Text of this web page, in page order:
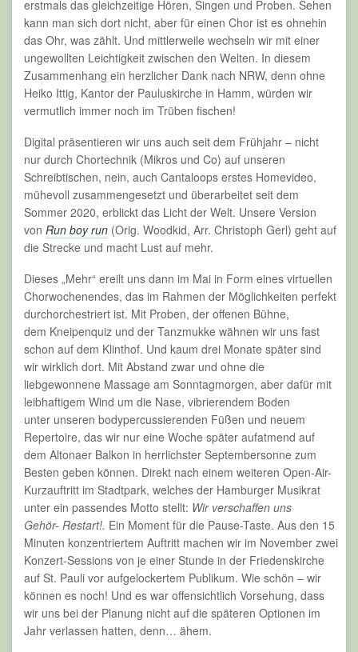
erstmals das gleichzeitige Hören, Singen und Proben. Sehen
kann man sich dort nicht, aber für einen Chor ist es ohnehin
das Ohr, was zählt. Und mittlerweile wechseln wir mit einer
ungewollten Leichtigkeit zwischen den Welten. In diesem
Zusammenhang ein herzlicher Dank nach NRW, denn ohne
Heiko Ittig, Kantor der Pauluskirche in Hamm, würden wir
vermutlich immer noch im Trüben fischen!
Digital präsentieren wir uns auch seit dem Frühjahr – nicht
nur durch Chortechnik (Mikros und Co) auf unseren
Schreibtischen, nein, auch Cantaloops erstes Homevideo,
mühevoll zusammengesetzt und überarbeitet seit dem
Sommer 2020, erblickt das Licht der Welt. Unsere Version
von Run boy run (Orig. Woodkid, Arr. Christoph Gerl) geht auf
die Strecke und macht Lust auf mehr.
Dieses „Mehr“ ereilt uns dann im Mai in Form eines virtuellen
Chorwochenendes, das im Rahmen der Möglichkeiten perfekt
durchorchestriert ist. Mit Proben, der offenen Bühne,
dem Kneipenquiz und der Tanzmukke wähnen wir uns fast
schon auf dem Klinthof. Und kaum drei Monate später sind
wir wirklich dort. Mit Abstand zwar und ohne die
liebgewonnene Massage am Sonntagmorgen, aber dafür mit
leibhaftigem Wind um die Nase, vibrierendem Boden
unter unseren bodypercussierenden Füßen und neuem
Repertoire, das wir nur eine Woche später aufatmend auf
dem Altonaer Balkon in herrlichster Septembersonne zum
Besten geben können. Direkt nach einem weiteren Open-Air-
Kurzauftritt im Stadtpark, welches der Hamburger Musikrat
unter ein passendes Motto stellt: Wir verschaffen uns
Gehör- Restart!. Ein Moment für die Pause-Taste. Aus den 15
Minuten konzentriertem Auftritt machen wir im November zwei
Konzert-Sessions von je einer Stunde in der Friedenskirche
auf St. Pauli vor aufgelockertem Publikum. Wie schön – wir
können es noch! Und es war offensichtlich Vorsehung, dass
wir uns bei der Planung nicht auf die späteren Optionen im
Jahr verlassen hatten, denn… ähem.